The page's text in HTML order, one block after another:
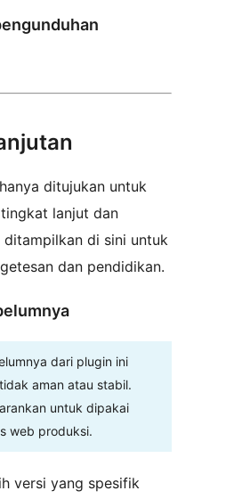
ditujukan untuk
lanjut dan
ditampilkan di sini untuk
dan pendidikan.
dari plugin ini
aman atau stabil.
untuk dipakai
web produksi.
versi yang spesifik